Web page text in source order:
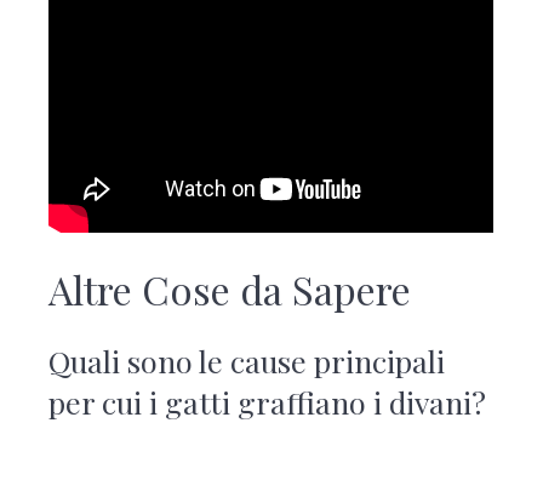
Altre Cose da Sapere
Quali sono le cause principali
per cui i gatti graffiano i divani?